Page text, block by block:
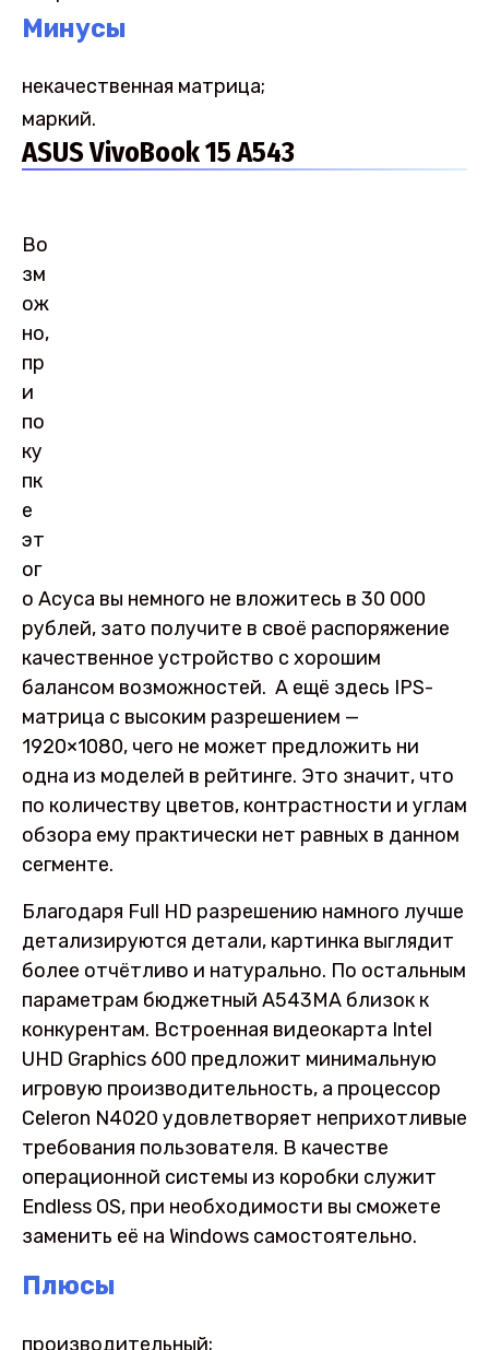
Минусы
некачественная матрица;
маркий.
ASUS VivoBook 15 A543
Во
зм
ож
но,
пр
и
по
ку
пк
е
эт
ог
о Асуса вы немного не вложитесь в 30 000
рублей, зато получите в своё распоряжение
качественное устройство с хорошим
балансом возможностей. А ещё здесь IPS-
матрица с высоким разрешением —
1920×1080, чего не может предложить ни
одна из моделей в рейтинге. Это значит, что
по количеству цветов, контрастности и углам
обзора ему практически нет равных в данном
сегменте.
Благодаря Full HD разрешению намного лучше
детализируются детали, картинка выглядит
более отчётливо и натурально. По остальным
параметрам бюджетный A543MA близок к
конкурентам. Встроенная видеокарта Intel
UHD Graphics 600 предложит минимальную
игровую производительность, а процессор
Celeron N4020 удовлетворяет неприхотливые
требования пользователя. В качестве
операционной системы из коробки служит
Endless OS, при необходимости вы сможете
заменить её на Windows самостоятельно.
Плюсы
производительный;